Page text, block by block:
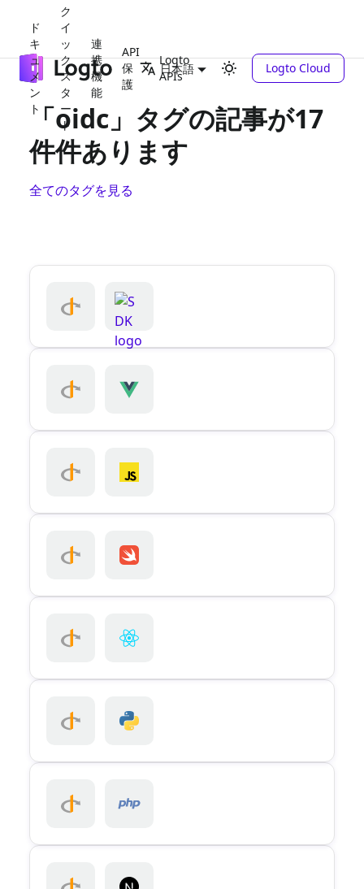
ド
キ
ュ
メ
ン
ト
ク
イ
ッ
ク
ス
タ
ー
ト
連
携
機
能
API
保
護
Logto
APIs
日本語 Logto Cloud
「oidc」タグの記事が17
件件あります
全てのタグを見る